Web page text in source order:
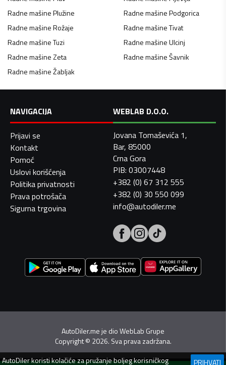
Radne mašinePlužine Radne mašinePodgorica
Radne mašineRožaje Radne mašineTivat
Radne mašineTuzi Radne mašineUlcinj
Radne mašineZeta Radne mašineŠavnik
Radne mašineŽabljak
NAVIGACIJA
Prijavi se
Kontakt
Pomoć
Uslovi korišćenja
Politika privatnosti
Prava potrošača
Sigurna trgovina
WEBLAB D.O.O.
Jovana Tomaševića 1,
Bar, 85000
Crna Gora
PIB: 03007448
+382 (0) 67 312 555
+382 (0) 30 550 099
info@autodiler.me
AutoDiler.me je dioWebLab Grupe
Copyright© 2026. Sva prava zadržana.
AutoDilerkoristi kolačiće za pružanje boljeg korisničkog PRIHVATI